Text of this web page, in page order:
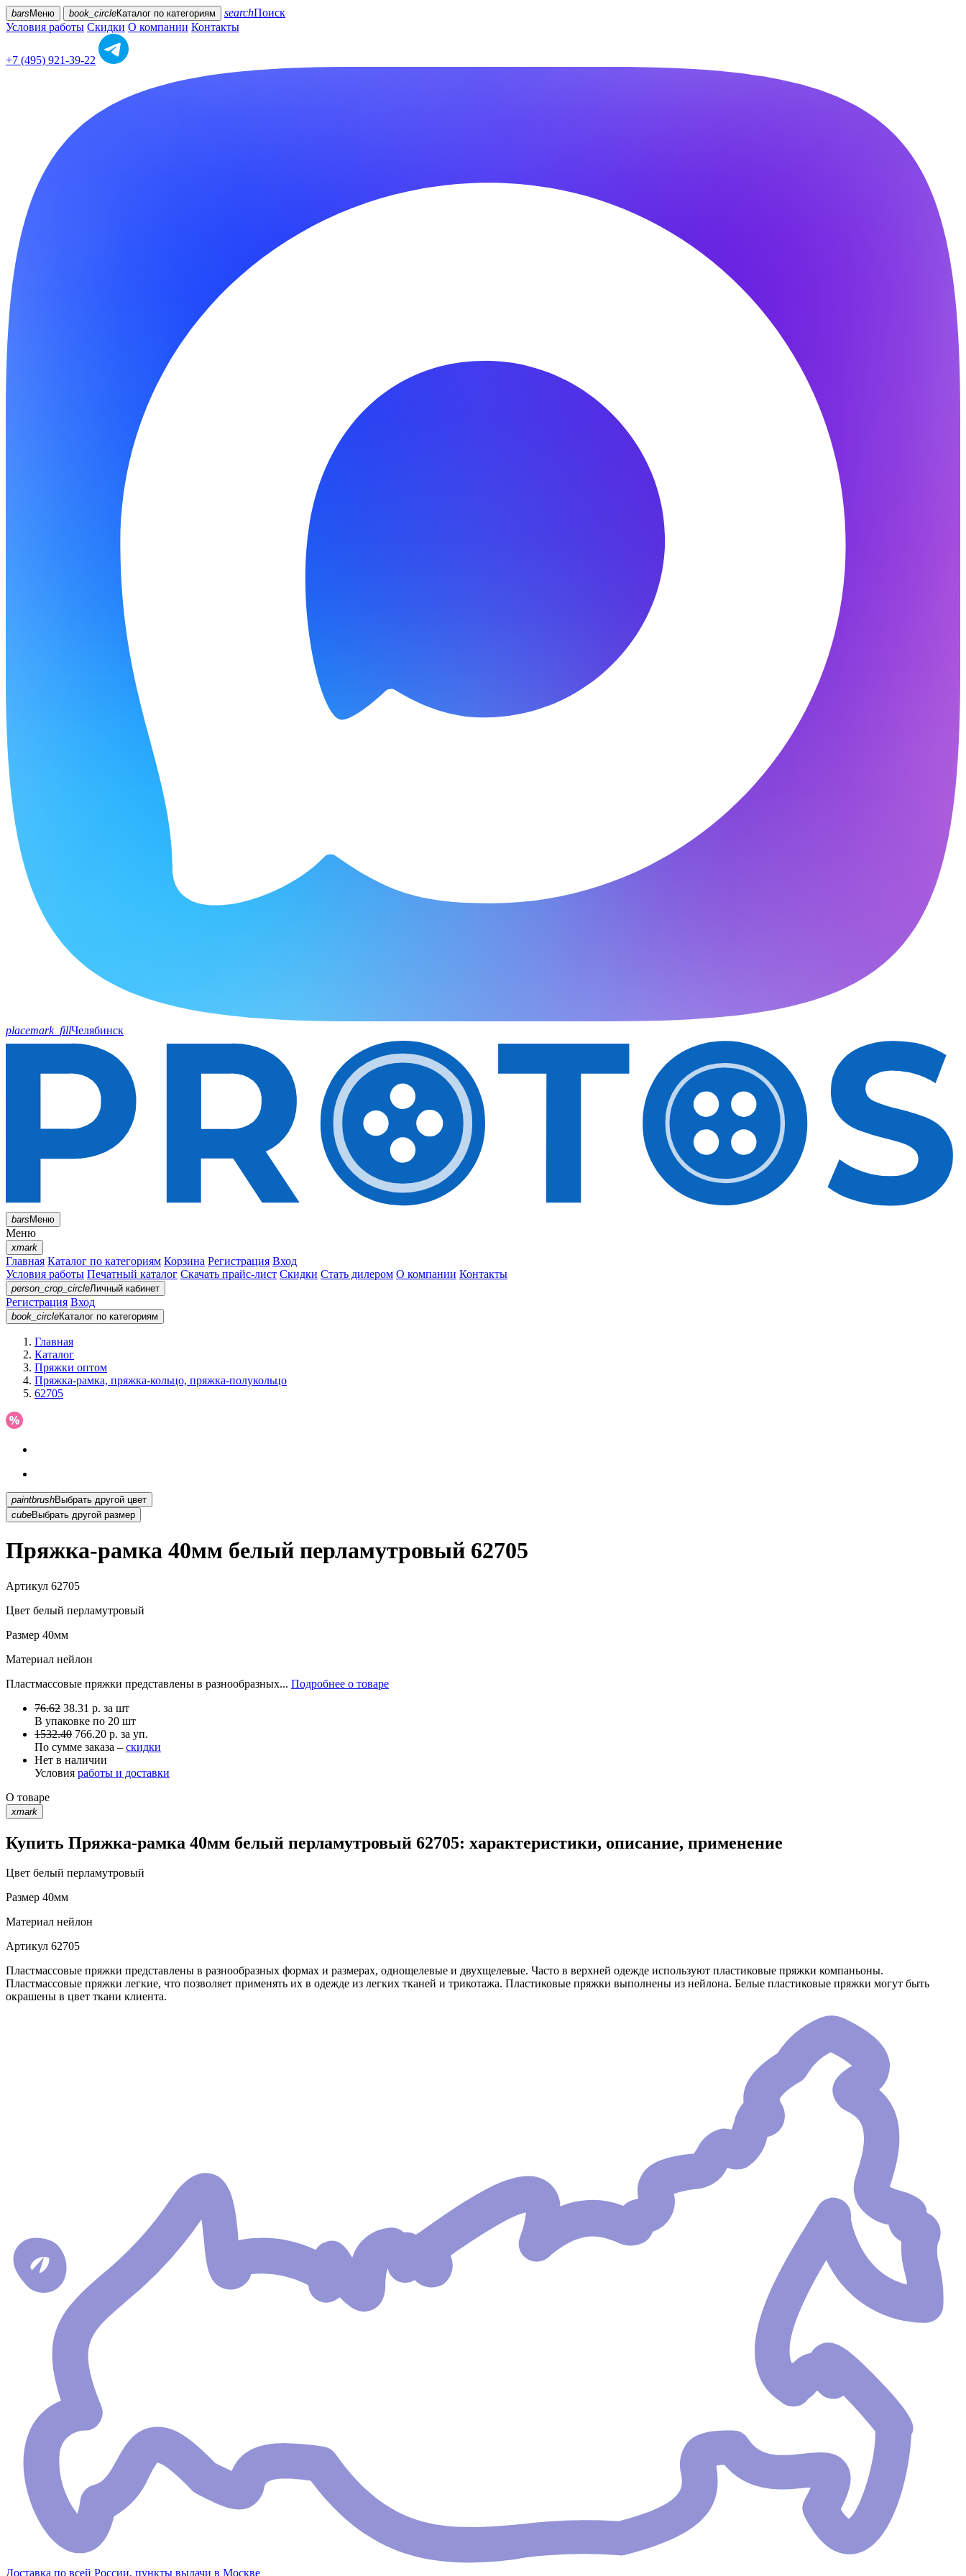
bars Меню book_circleКаталог по категориям searchПоиск
Условия работы Скидки О компании Контакты
+7 (495) 921-39-22
placemark_fillЧелябинск
barsМеню
Меню
xmark
Главная Каталог по категориям Корзина Регистрация Вход
Условия работы Печатный каталог Скачать прайс-лист Скидки Стать дилером О компании Контакты
person_crop_circleЛичный кабинет
Регистрация Вход
book_circleКаталог по категориям
Главная
Каталог
Пряжки оптом
Пряжка-рамка, пряжка-кольцо, пряжка-полукольцо
62705
paintbrush
Выбрать другой цвет
cubeВыбрать другой размер
Пряжка-рамка 40мм белый перламутровый 62705
Артикул 62705
Цвет белый перламутровый
Размер 40мм
Материал нейлон
Пластмассовые пряжки представлены в разнообразных... Подробнее о товаре
76.62 38.31 р. за шт
В упаковке по 20 шт
1532.40 766.20 р. за уп.
По сумме заказа – скидки
Нет в наличии
Условия работы и доставки
О товаре
xmark
Купить Пряжка-рамка 40мм белый перламутровый 62705: характеристики, описание, применение
Цвет белый перламутровый
Размер 40мм
Материал нейлон
Артикул 62705
Пластмассовые пряжки представлены в разнообразных формах и размерах, однощелевые и двухщелевые. Часто в верхней одежде используют пластиковые пряжки компаньоны.
Пластмассовые пряжки легкие, что позволяет применять их в одежде из легких тканей и трикотажа. Пластиковые пряжки выполнены из нейлона. Белые пластиковые пряжки могут быть
окрашены в цвет ткани клиента.
Доставка по всей России, пункты выдачи в Москве